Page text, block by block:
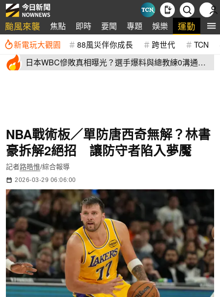
颱風來襲 焦點 即時 要聞 專題 娛樂 運動 全
新電玩大觀園 88風災伴你成長 跨世代 TCN
日本WBC慘敗真相曝光？選手爆料與總教練0溝通
NBA戰術板／單防唐西奇無解？林書
豪拆解2絕招 讓防守者陷入夢魘
記者路皓惟/綜合報導
2026-03-29 06:06:00